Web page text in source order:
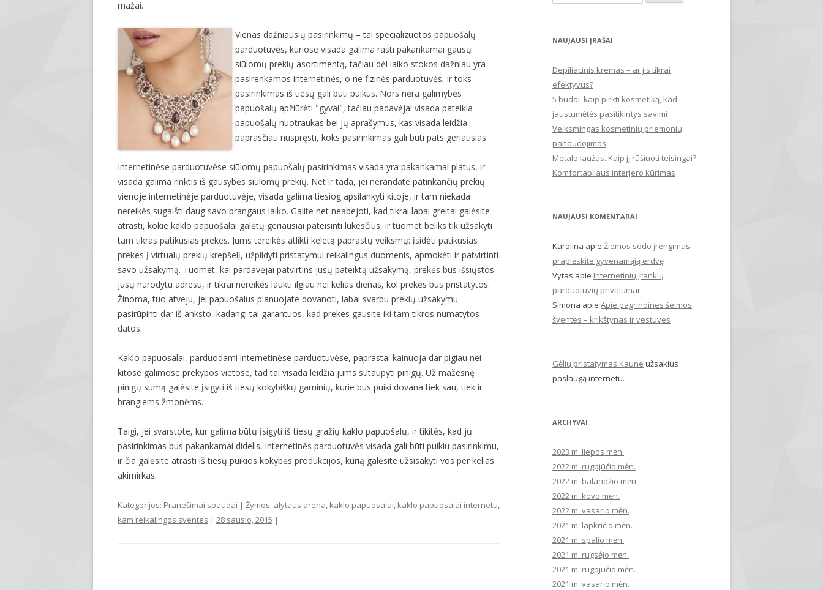
mažai.
Vienas dažniausių pasirinkimų – tai specializuotos papuošalų
parduotuvės, kuriose visada galima rasti pakankamai gausų
siūlomų prekių asortimentą, tačiau dėl laiko stokos dažniau yra
pasirenkamos internetinės, o ne fizinės parduotuvės, ir toks
pasirinkimas iš tiesų gali būti puikus. Nors nėra galimybės
papuošalų apžiūrėti "gyvai", tačiau padavėjai visada pateikia
papuošalų nuotraukas bei jų aprašymus, kas visada leidžia
paprasčiau nuspręsti, koks pasirinkimas gali būti pats geriausias.
Internetinėse parduotuvėse siūlomų papuošalų pasirinkimas visada yra pakankamai platus, ir
visada galima rinktis iš gausybės siūlomų prekių. Net ir tada, jei nerandate patinkančių prekių
vienoje internetinėje parduotuvėje, visada galima tiesiog apsilankyti kitoje, ir tam niekada
nereikės sugaišti daug savo brangaus laiko. Galite net neabejoti, kad tikrai labai greitai galėsite
atrasti, kokie kaklo papuošalai galėtų geriausiai pateisinti lūkesčius, ir tuomet beliks tik užsakyti
tam tikras patikusias prekes. Jums tereikės atlikti keletą paprastų veiksmų: įsidėti patikusias
prekes į virtualų prekių krepšelį, užpildyti pristatymui reikalingus duomenis, apmokėti ir patvirtinti
savo užsakymą. Tuomet, kai pardavėjai patvirtins jūsų pateiktą užsakymą, prekės bus išsiųstos
jūsų nurodytu adresu, ir tikrai nereikės laukti ilgiau nei kelias dienas, kol prekės bus pristatytos.
Žinoma, tuo atveju, jei papuošalus planuojate dovanoti, labai svarbu prekių užsakymu
pasirūpinti dar iš anksto, kadangi tai garantuos, kad prekes gausite iki tam tikros numatytos
datos.
Kaklo papuosalai, parduodami internetinėse parduotuvėse, paprastai kainuoja dar pigiau nei
kitose galimose prekybos vietose, tad tai visada leidžia jums sutaupyti pinigų. Už mažesnę
pinigų sumą galėsite įsigyti iš tiesų kokybiškų gaminių, kurie bus puiki dovana tiek sau, tiek ir
brangiems žmonėms.
Taigi, jei svarstote, kur galima būtų įsigyti iš tiesų gražių kaklo papuošalų, ir tikitės, kad jų
pasirinkimas bus pakankamai didelis, internetinės parduotuvės visada gali būti puikiu pasirinkimu,
ir čia galėsite atrasti iš tiesų puikios kokybės produkcijos, kurią galėsite užsisakyti vos per kelias
akimirkas.
Kategorijos: Pranešimai spaudai | Žymos: alytaus arena, kaklo papuosalai, kaklo papuosalai internetu,
kam reikalingos sventes | 28 sausio, 2015 |
NAUJAUSI ĮRAŠAI
Depiliacinis kremas – ar jis tikrai
efektyvus?
5 būdai, kaip pirkti kosmetiką, kad
jaustumėtės pasitikintys savimi
Veiksmingas kosmetinių priemonių
panaudojimas
Metalo laužas. Kaip jį rūšiuoti teisingai?
Komfortabilaus interjero kūrimas
NAUJAUSI KOMENTARAI
Karolina apie Žiemos sodo įrengimas –
praplėskite gyvenamąją erdvę
Vytas apie Internetinių įrankių
parduotuvių privalumai
Simona apie Apie pagrindines šeimos
šventes – krikštynas ir vestuves
Gėlių pristatymas Kaune užsakius
paslaugą internetu.
ARCHYVAI
2023 m. liepos mėn.
2022 m. rugpjūčio mėn.
2022 m. balandžio mėn.
2022 m. kovo mėn.
2022 m. vasario mėn.
2021 m. lapkričio mėn.
2021 m. spalio mėn.
2021 m. rugsėjo mėn.
2021 m. rugpjūčio mėn.
2021 m. vasario mėn.